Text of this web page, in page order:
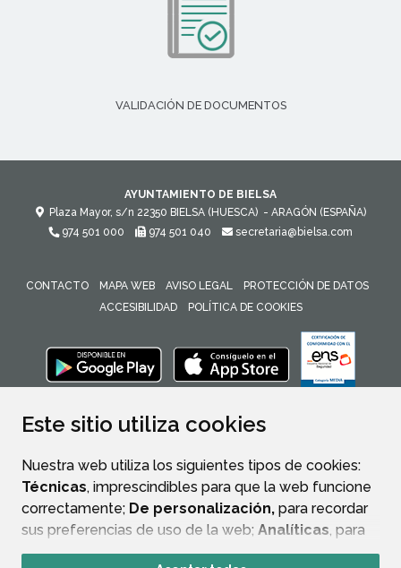
Este sitio utiliza cookies
Nuestra web utiliza los siguientes tipos de cookies:
Técnicas, imprescindibles para que la web funcione
correctamente; De personalización, para recordar
sus preferencias de uso de la web; Analíticas, para
mejorar el funcionamiento de la web y sus servicios.
VALIDACIÓN DE DOCUMENTOS
AYUNTAMIENTO DE BIELSA
Plaza Mayor, s/n 22350 BIELSA (HUESCA) - ARAGÓN (ESPAÑA)
974 501 000
974 501 040 secretaria@bielsa.com
CONTACTO MAPA WEB AVISO LEGAL
PROTECCIÓN DE DATOS
ACCESIBILIDAD
POLÍTICA DE COOKIES